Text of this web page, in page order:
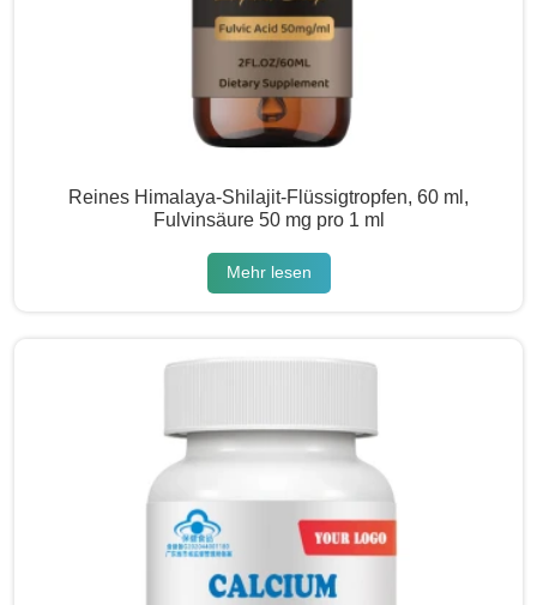
Reines Himalaya-Shilajit-Flüssigtropfen, 60 ml,
Fulvinsäure 50 mg pro 1 ml
Mehr lesen